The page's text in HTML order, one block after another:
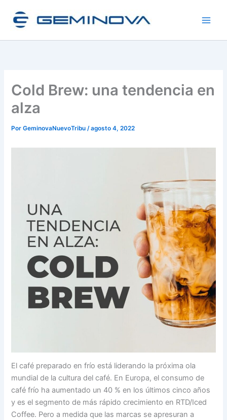
contenido
Cold Brew: una tendencia en
alza
PorGeminovaNuevoTribu/agosto 4, 2022
El café preparado en frío está liderando la próxima ola
mundial de la cultura del café. En Europa, el consumo de
café frío ha aumentado un 40 % en los últimos cinco años
y es el segmento de más rápido crecimiento en RTD/Iced
Coffee. Pero a medida que las marcas se apresuran a